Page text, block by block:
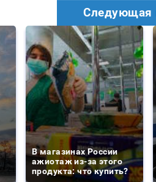
Следующая
В магазинах России
ажиотаж из-за этого
продукта: что купить?